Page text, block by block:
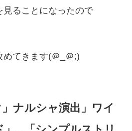
見ることになったので
めてきます(＠_＠;)
」ナルシャ演出」ワイ